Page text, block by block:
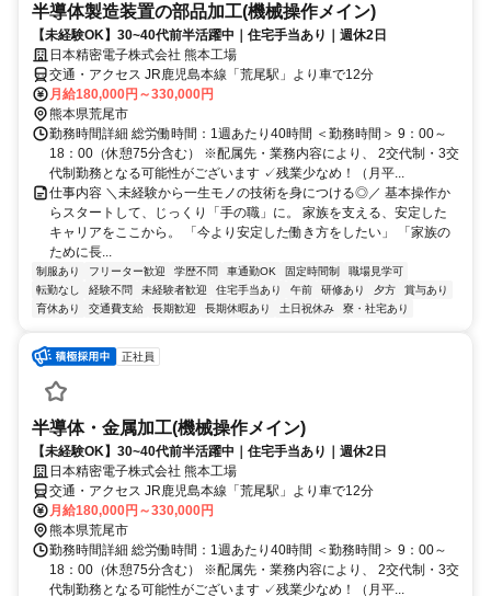
半導体製造装置の部品加工(機械操作メイン)
【未経験OK】30~40代前半活躍中｜住宅手当あり｜週休2日
日本精密電子株式会社 熊本工場
交通・アクセス JR鹿児島本線「荒尾駅」より車で12分
月給180,000円～330,000円
熊本県荒尾市
勤務時間詳細 総労働時間：1週あたり40時間 ＜勤務時間＞ 9：00～
18：00（休憩75分含む） ※配属先・業務内容により、 2交代制・3交
代制勤務となる可能性がございます ✓残業少なめ！（月平...
仕事内容 ＼未経験から一生モノの技術を身につける◎／ 基本操作か
らスタートして、じっくり「手の職」に。 家族を支える、安定した
キャリアをここから。 「今より安定した働き方をしたい」 「家族の
ために長...
制服あり フリーター歓迎 学歴不問 車通勤OK 固定時間制
職場見学可
転勤なし
経験不問 未経験者歓迎 住宅手当あり 午前 研修あり 夕方
賞与あり
育休あり
交通費支給 長期歓迎 長期休暇あり 土日祝休み 寮・社宅あり
正社員
半導体・金属加工(機械操作メイン)
【未経験OK】30~40代前半活躍中｜住宅手当あり｜週休2日
日本精密電子株式会社 熊本工場
交通・アクセス JR鹿児島本線「荒尾駅」より車で12分
月給180,000円～330,000円
熊本県荒尾市
勤務時間詳細 総労働時間：1週あたり40時間 ＜勤務時間＞ 9：00～
18：00（休憩75分含む） ※配属先・業務内容により、 2交代制・3交
代制勤務となる可能性がございます ✓残業少なめ！（月平...